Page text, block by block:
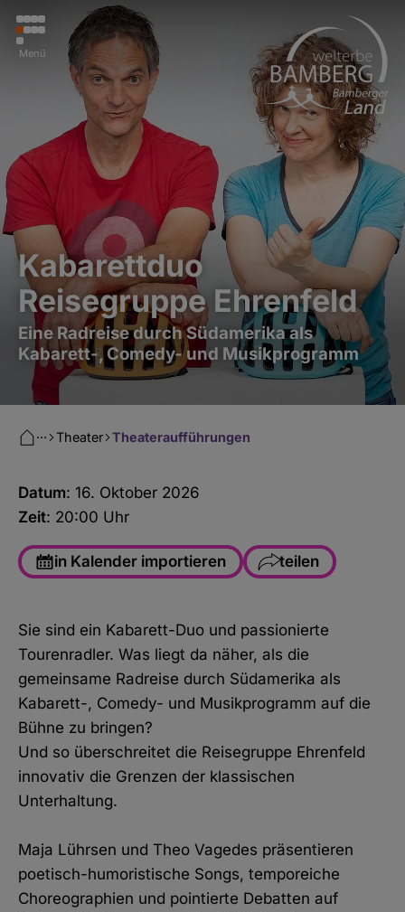
Menü
Kabarettduo
Reisegruppe Ehrenfeld
Eine Radreise durch Südamerika als
Kabarett-, Comedy- und Musikprogramm
Theateraufführungen
Theater
···
Datum: 16. Oktober 2026
Zeit: 20:00 Uhr
in Kalender importieren teilen
WhatsApp
Link kopieren
Sie sind ein Kabarett-Duo und passionierte
Tourenradler. Was liegt da näher, als die
gemeinsame Radreise durch Südamerika als
Kabarett-, Comedy- und Musikprogramm auf die
Bühne zu bringen?
Und so überschreitet die Reisegruppe Ehrenfeld
innovativ die Grenzen der klassischen
Unterhaltung.
Maja Lührsen und Theo Vagedes präsentieren
poetisch-humoristische Songs, temporeiche
Choreographien und pointierte Debatten auf